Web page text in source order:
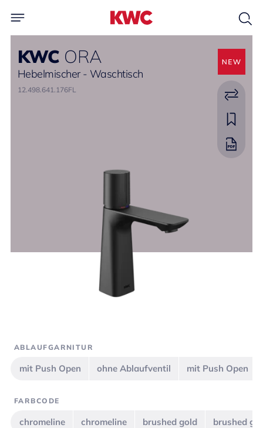
KWC ORA
Hebelmischer - Waschtisch
12.498.641.176FL
ABLAUFGARNITUR
mit Push Open ohne Ablaufventil mit Push Open
FARBCODE
chromeline chromeline brushed gold brushed